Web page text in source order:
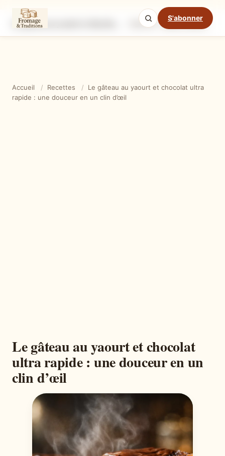
S'abonner
Ingrédients Étapes
Mode cuisine
Accueil / Recettes /
Le gâteau au yaourt et chocolat ultra
rapide : une douceur en un clin d’œil
Le gâteau au yaourt et chocolat
ultra rapide : une douceur en un
clin d’œil